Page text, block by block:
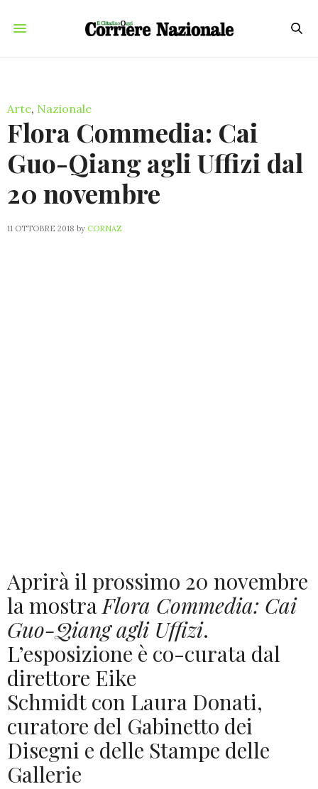
Arte, Nazionale
Flora Commedia: Cai
Guo-Qiang agli Uffizi dal
20 novembre
11 OTTOBRE 2018 by CORNAZ
Aprirà il prossimo 20 novembre
la mostraFlora Commedia: Cai
Guo-Qiang agli Uffizi.
L’esposizione è co-curata dal
direttore Eike
Schmidt con Laura Donati,
curatore del Gabinetto dei
Disegni e delle Stampe delle
Gallerie